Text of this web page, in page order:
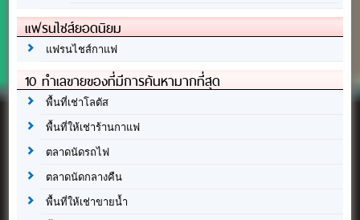
แฟรนไชส์ยอดนิยม
แฟรนไชส์กาแฟ
10 ทำเลขายของที่มีการค้นหามากที่สุด
พื้นที่เช่าโลตัส
พื้นที่ให้เช่าร้านกาแฟ
ตลาดนัดรถไฟ
ตลาดนัดกลางคืน
พื้นที่ให้เช่าขายน้ำ